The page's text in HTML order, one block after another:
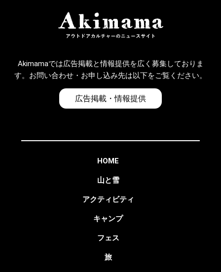
Akimamaでは広告掲載と情報提供を広く募集しておりま
す。お問い合わせ・お申し込み先は以下をご覧ください。
広告掲載・情報提供
HOME
山と雪
アクティビティ
キャンプ
フェス
旅